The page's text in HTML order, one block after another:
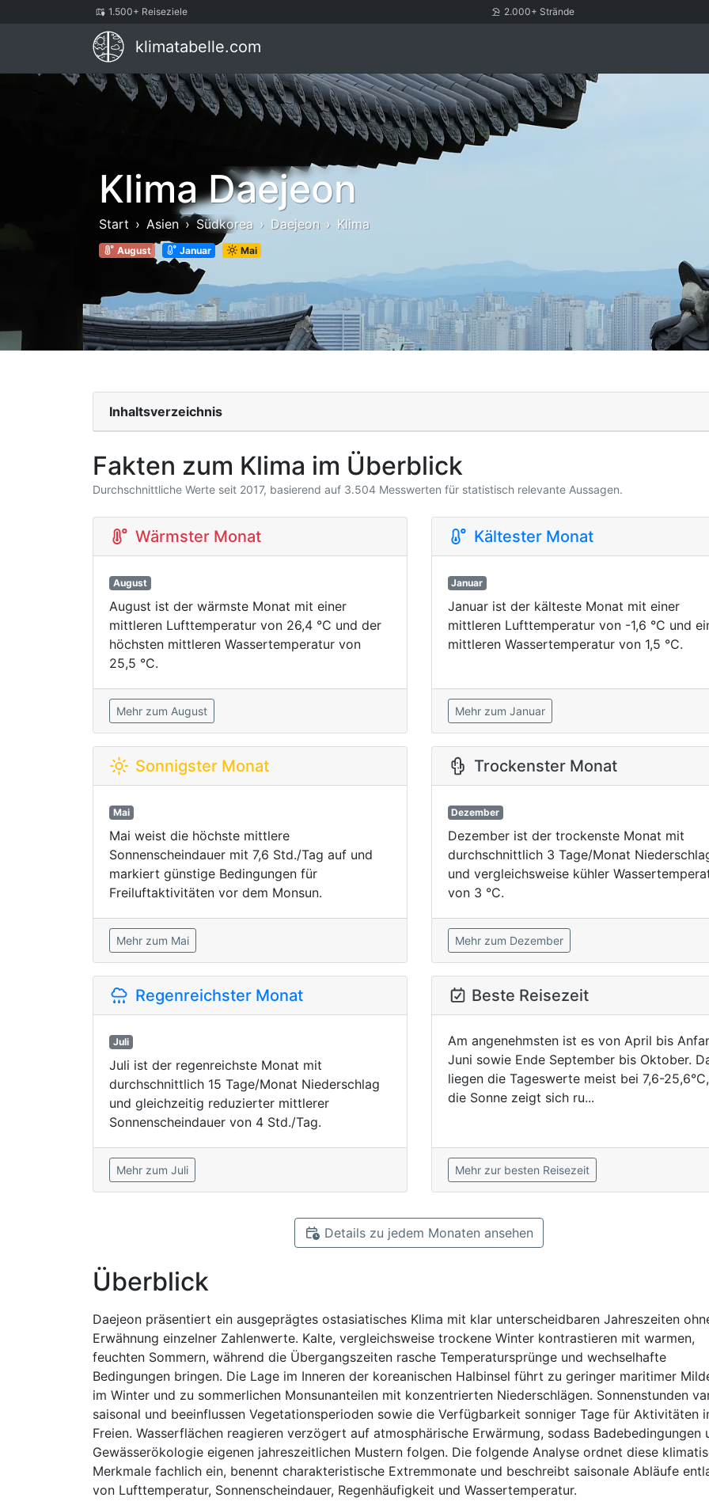
1.500+ Reiseziele 2.000+ Strände
klimatabelle.com
Klima Daejeon
Start Asien Südkorea Daejeon Klima
August Januar Mai
Inhaltsverzeichnis
Fakten zum Klima im Überblick
Durchschnittliche Werte seit 2017, basierend auf 3.504 Messwerten für statistisch relevante Aussagen.
Wärmster Monat
August
August ist der wärmste Monat mit einer
mittleren Lufttemperatur von 26,4 °C und der
höchsten mittleren Wassertemperatur von
25,5 °C.
Mehr zum August
Kältester Monat
Januar
Januar ist der kälteste Monat mit einer
mittleren Lufttemperatur von -1,6 °C und
mittleren Wassertemperatur von 1,5 °C.
Mehr zum Januar
Sonnigster Monat
Mai
Mai weist die höchste mittlere
Sonnenscheindauer mit 7,6 Std./Tag auf und
markiert günstige Bedingungen für
Freiluftaktivitäten vor dem Monsun.
Mehr zum Mai
Trockenster Monat
Dezember
Dezember ist der trockenste Monat mit
durchschnittlich 3 Tage/Monat
und vergleichsweise kühler
von 3 °C.
Mehr zum Dezember
Regenreichster Monat
Juli
Juli ist der regenreichste Monat mit
durchschnittlich 15 Tage/Monat Niederschlag
und gleichzeitig reduzierter mittlerer
Sonnenscheindauer von 4 Std./Tag.
Mehr zum Juli
Beste Reisezeit
Am angenehmsten ist es von April bis
Juni sowie Ende September bis Oktober.
liegen die Tageswerte meist bei 7,6-25,6°C,
die Sonne zeigt sich ru...
Mehr zur besten Reisezeit
Details zu jedem Monaten ansehen
Überblick
Daejeon präsentiert ein ausgeprägtes ostasiatisches Klima mit klar unterscheidbaren Jahreszeiten
Erwähnung einzelner Zahlenwerte. Kalte, vergleichsweise trockene Winter kontrastieren mit warmen,
feuchten Sommern, während die Übergangszeiten rasche Temperatursprünge und wechselhafte
Bedingungen bringen. Die Lage im Inneren der koreanischen Halbinsel führt zu geringer maritimer
im Winter und zu sommerlichen Monsunanteilen mit konzentrierten Niederschlägen. Sonnenstunden
saisonal und beeinflussen Vegetationsperioden sowie die Verfügbarkeit sonniger Tage für Aktivitäten
Freien. Wasserflächen reagieren verzögert auf atmosphärische Erwärmung, sodass Badebedingungen
Gewässerökologie eigenen jahreszeitlichen Mustern folgen. Die folgende Analyse ordnet diese
Merkmale fachlich ein, benennt charakteristische Extremmonate und beschreibt saisonale Abläufe
von Lufttemperatur, Sonnenscheindauer, Regenhäufigkeit und Wassertemperatur.